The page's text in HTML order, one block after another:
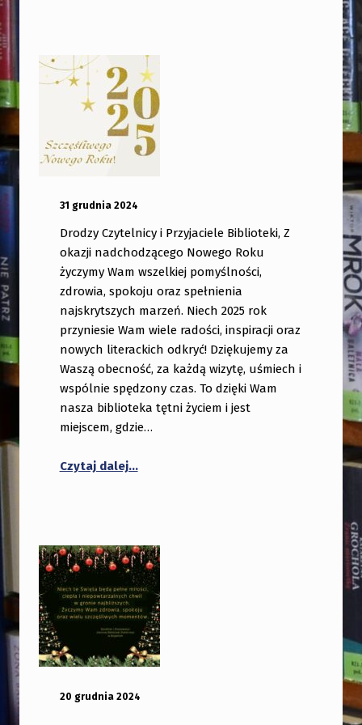
31 grudnia 2024
Drodzy Czytelnicy i Przyjaciele Biblioteki, Z
okazji nadchodzącego Nowego Roku
życzymy Wam wszelkiej pomyślności,
zdrowia, spokoju oraz spełnienia
najskrytszych marzeń. Niech 2025 rok
przyniesie Wam wiele radości, inspiracji oraz
nowych literackich odkryć! Dziękujemy za
Waszą obecność, za każdą wizytę, uśmiech i
wspólnie spędzony czas. To dzięki Wam
nasza biblioteka tętni życiem i jest
miejscem, gdzie…
Czytaj dalej…
20 grudnia 2024